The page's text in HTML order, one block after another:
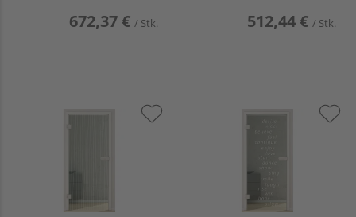
672,37 € / Stk. 512,44 € / Stk.